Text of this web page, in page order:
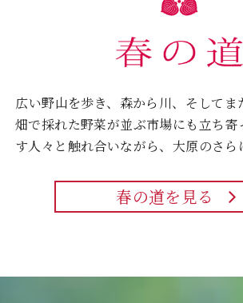
広い野山を歩き、森から川、そしてま
畑で採れた野菜が並ぶ市場にも立ち寄
す人々と触れ合いながら、大原のさら
春の道を見る